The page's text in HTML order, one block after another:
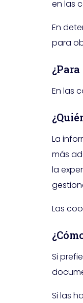
en las
En
para
En las
La
más
la
Las
Si
Si las